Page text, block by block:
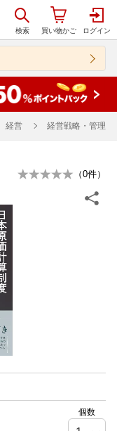
経営 経営戦略・管理
（0件）
個数